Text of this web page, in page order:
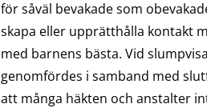
för såväl bevakade som
skapa eller upprätthålla kontakt
med barnens bästa. Vid
genomfördes i samband med
att många häkten och anstalter